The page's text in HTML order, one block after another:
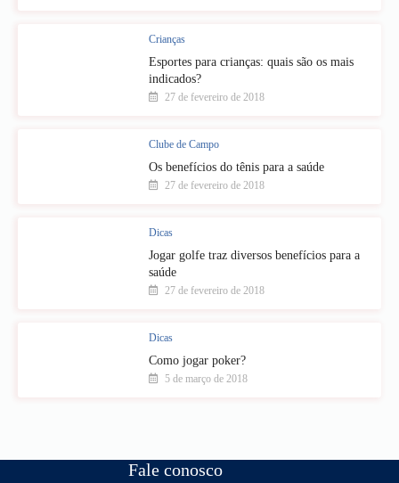
Crianças
Esportes para crianças: quais são os mais
indicados?
27 de fevereiro de 2018
Clube de Campo
Os benefícios do tênis para a saúde
27 de fevereiro de 2018
Dicas
Jogar golfe traz diversos benefícios para a
saúde
27 de fevereiro de 2018
Dicas
Como jogar poker?
5 de março de 2018
Fale conosco